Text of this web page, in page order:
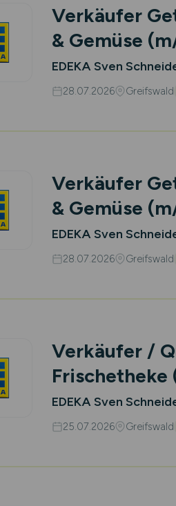
Verkäufer
& Gemüse
EDEKA Sven
28.07.2026 Greifswald
Verkäufer
& Gemüse
EDEKA Sven
28.07.2026 Greifswald
Verkäufer /
Frischetheke
EDEKA Sven
25.07.2026 Greifswald